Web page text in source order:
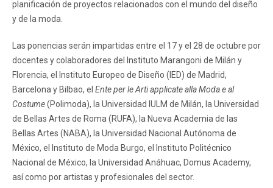
planificación de proyectos relacionados con el mundo del diseño
y de la moda.
Las ponencias serán impartidas entre el 17 y el 28 de octubre por
docentes y colaboradores del Instituto Marangoni de Milán y
Florencia, el Instituto Europeo de Diseño (IED) de Madrid,
Barcelona y Bilbao, el Ente per le Arti applicate alla Moda e al
Costume(Polimoda), la Universidad IULM de Milán, la Universidad
de Bellas Artes de Roma (RUFA), la Nueva Academia de las
Bellas Artes (NABA), la Universidad Nacional Autónoma de
México, el Instituto de Moda Burgo, el Instituto Politécnico
Nacional de México, la Universidad Anáhuac, Domus Academy,
así como por artistas y profesionales del sector.